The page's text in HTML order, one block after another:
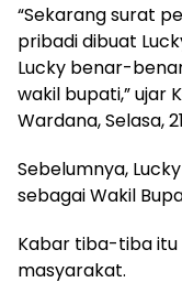
“Sekarang surat
pribadi dibuat
Lucky benar-
wakil bupati,” ujar
Wardana, Selasa,
Sebelumnya,
sebagai Wakil
Kabar tiba-tiba itu
masyarakat.